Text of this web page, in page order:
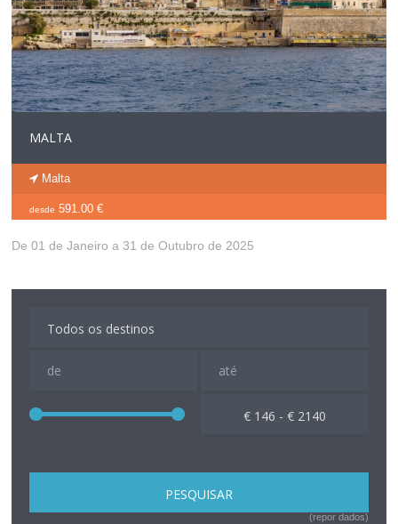
MALTA
Malta
desde 591.00 €
De 01 de Janeiro a 31 de Outubro de 2025
€ 146 - € 2140
(repor dados)